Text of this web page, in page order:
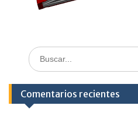
Buscar:
Comentarios recientes